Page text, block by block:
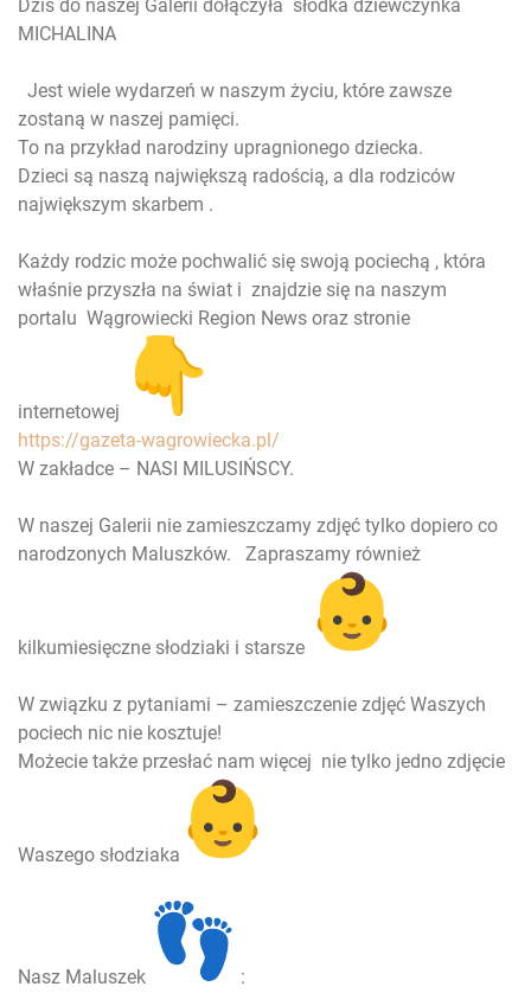
Dziś do naszej Galerii dołączyła słodka dziewczynka
MICHALINA
Jest wiele wydarzeń w naszym życiu, które zawsze
zostaną w naszej pamięci.
To na przykład narodziny upragnionego dziecka.
Dzieci są naszą największą radością, a dla rodziców
największym skarbem .
Każdy rodzic może pochwalić się swoją pociechą , która
właśnie przyszła na świat i znajdzie się na naszym
portalu Wągrowiecki Region News oraz stronie
internetowej
https://gazeta-wagrowiecka.pl/
W zakładce – NASI MILUSIŃSCY.
W naszej Galerii nie zamieszczamy zdjęć tylko dopiero co
narodzonych Maluszków. Zapraszamy również
kilkumiesięczne słodziaki i starsze
W związku z pytaniami – zamieszczenie zdjęć Waszych
pociech nic nie kosztuje!
Możecie także przesłać nam więcej nie tylko jedno zdjęcie
Waszego słodziaka
Nasz Maluszek :